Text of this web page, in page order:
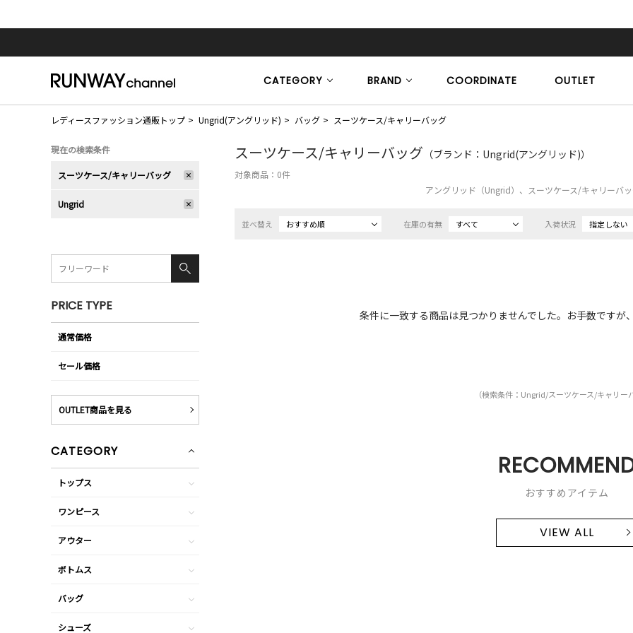
CATEGORY BRAND COORDINATE OUTLET
レディースファッション通販トップ Ungrid(アングリッド) バッグ スーツケース/キャリーバッグ
スーツケース/キャリーバッグ （ブランド：Ungrid(アングリッド)）
対象商品： 0件
アングリッド（Ungrid）、スーツケース/キャリーバッ
並べ替え おすすめ順 在庫の有無 すべて 入荷状況 指定しない
条件に一致する商品は見つかりませんでした。お手数ですが
（検索条件：Ungrid/スーツケース/キャリー
おすすめアイテム
VIEW ALL
現在の検索条件
スーツケース/キャリーバッグ
Ungrid
PRICE TYPE
通常価格
セール価格
OUTLET商品を見る
CATEGORY
トップス
ワンピース
アウター
ボトムス
バッグ
シューズ